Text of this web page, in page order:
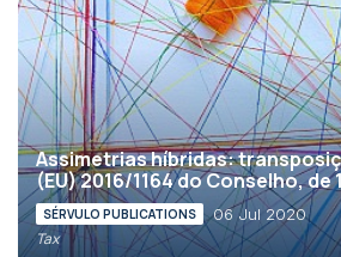
Assimetrias híbridas:
(EU) 2016/1164 do Conselho, de
SÉRVULO PUBLICATIONS 06 Jul 2020
Tax